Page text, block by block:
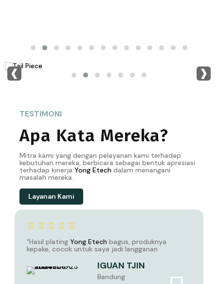
‹ ›
TESTIMONI
Apa Kata Mereka?
Mitra kami yang dengan pelayanan kami terhadap
kebutuhan mereka, berbicara sebagai bentuk apresiasi
terhadap kinerja Yong Etech dalam menangani
masalah mereka.
Layanan Kami
"Hasil plating Yong Etech bagus, produknya
kepake, cocok untuk saya jadi langganan
IGUAN TJIN
Bandung